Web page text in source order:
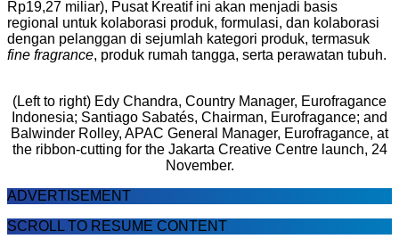
Rp19,27 miliar), Pusat Kreatif ini akan menjadi basis
regional untuk kolaborasi produk, formulasi, dan kolaborasi
dengan pelanggan di sejumlah kategori produk, termasuk
fine fragrance, produk rumah tangga, serta perawatan tubuh.
(Left to right) Edy Chandra, Country Manager, Eurofragance
Indonesia; Santiago Sabatés, Chairman, Eurofragance; and
Balwinder Rolley, APAC General Manager, Eurofragance, at
the ribbon-cutting for the Jakarta Creative Centre launch, 24
November.
ADVERTISEMENT
SCROLL TO RESUME CONTENT